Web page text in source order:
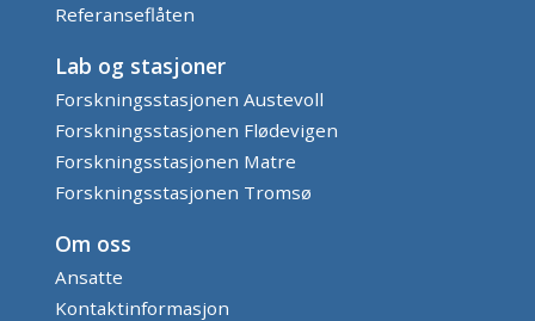
Referanseflåten
Lab og stasjoner
Forskningsstasjonen Austevoll
Forskningsstasjonen Flødevigen
Forskningsstasjonen Matre
Forskningsstasjonen Tromsø
Om oss
Ansatte
Kontaktinformasjon